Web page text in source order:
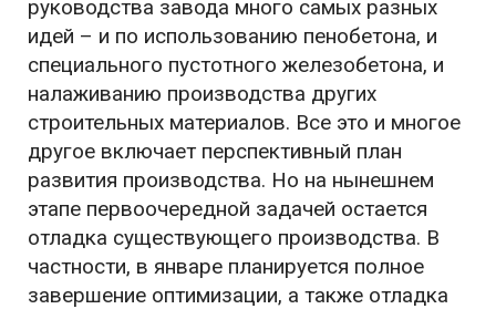
руководства завода много самых разных
идей – и по использованию пенобетона, и
специального пустотного железобетона, и
налаживанию производства других
строительных материалов. Все это и многое
другое включает перспективный план
развития производства. Но на нынешнем
этапе первоочередной задачей остается
отладка существующего производства. В
частности, в январе планируется полное
завершение оптимизации, а также отладка